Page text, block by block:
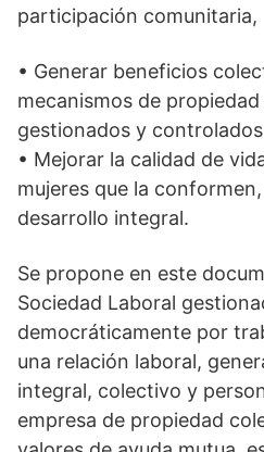
participación comunitaria,
• Generar beneficios
mecanismos de
gestionados y
• Mejorar la calidad de
mujeres que la
desarrollo integral.
Se propone en este
Sociedad Laboral
democráticamente por
una relación laboral,
integral, colectivo y
empresa de propiedad